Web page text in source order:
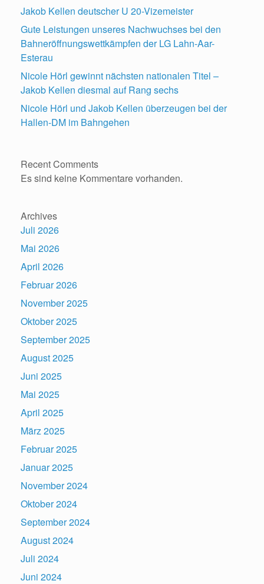
Jakob Kellen deutscher U 20-Vizemeister
Gute Leistungen unseres Nachwuchses bei den
Bahneröffnungswettkämpfen der LG Lahn-Aar-
Esterau
Nicole Hörl gewinnt nächsten nationalen Titel –
Jakob Kellen diesmal auf Rang sechs
Nicole Hörl und Jakob Kellen überzeugen bei der
Hallen-DM im Bahngehen
Recent Comments
Es sind keine Kommentare vorhanden.
Archives
Juli 2026
Mai 2026
April 2026
Februar 2026
November 2025
Oktober 2025
September 2025
August 2025
Juni 2025
Mai 2025
April 2025
März 2025
Februar 2025
Januar 2025
November 2024
Oktober 2024
September 2024
August 2024
Juli 2024
Juni 2024